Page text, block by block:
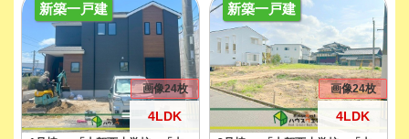
新築一戸建
4LDK
画像24枚
新築一戸建
4LDK
画像24枚